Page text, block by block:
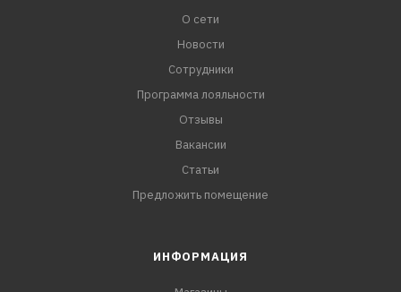
О сети
Новости
Сотрудники
Программа лояльности
Отзывы
Вакансии
Статьи
Предложить помещение
ИНФОРМАЦИЯ